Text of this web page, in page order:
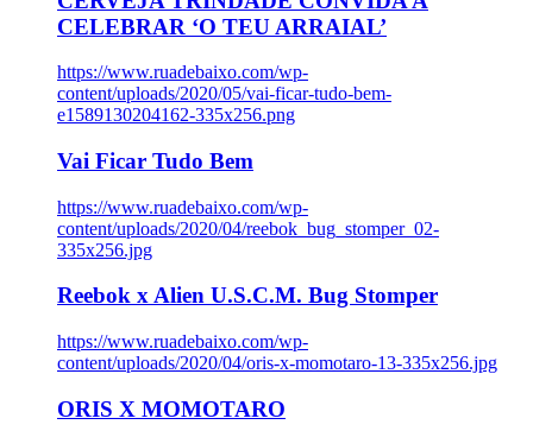
CELEBRAR ‘O TEU ARRAIAL’
https://www.ruadebaixo.com/wp-
content/uploads/2020/05/vai-ficar-tudo-bem-
e1589130204162-335x256.png
Vai Ficar Tudo Bem
https://www.ruadebaixo.com/wp-
content/uploads/2020/04/reebok_bug_stomper_02-
335x256.jpg
Reebok x Alien U.S.C.M. Bug Stomper
https://www.ruadebaixo.com/wp-
content/uploads/2020/04/oris-x-momotaro-13-335x256.jpg
ORIS X MOMOTARO